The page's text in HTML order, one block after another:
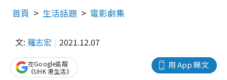
首頁 生活話題 電影劇集
文: 羅志宏 2021.12.07
用 App 睇文
在Google追蹤
《UHK 港生活》